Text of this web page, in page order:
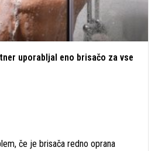
uporabljal eno brisačo za vse
če je brisača redno oprana